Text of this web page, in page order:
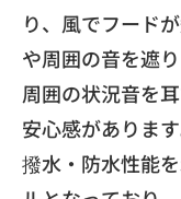
り、 風でフード
や周囲の音を遮
周囲の状況音を
安心感があります
​撥水・ 防水性能